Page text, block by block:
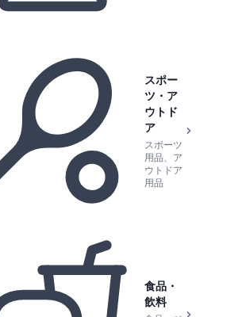
スポー
ツ・ア
ウトド
ア
スポーツ
用品、ア
ウトドア
用品
食品・
飲料